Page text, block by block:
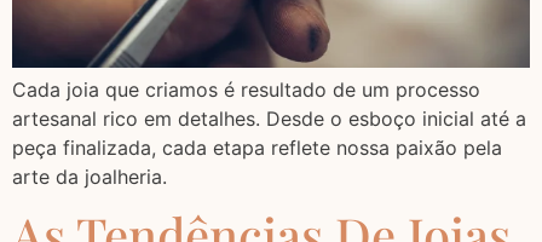
Cada joia que criamos é resultado de um processo
artesanal rico em detalhes. Desde o esboço inicial até a
peça finalizada, cada etapa reflete nossa paixão pela
arte da joalheria.